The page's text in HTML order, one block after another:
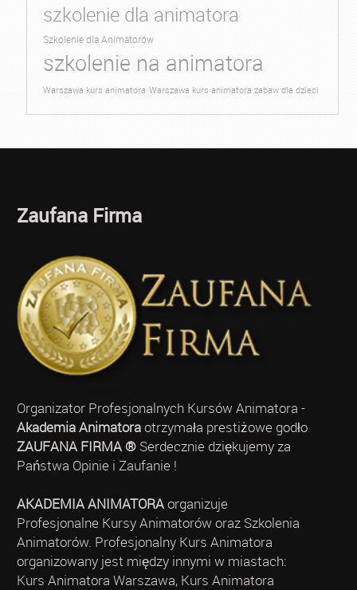
szkolenie dla animatora
Szkolenie dla Animatorów
szkolenie na animatora
Warszawa kurs animatora Warszawa kurs animatora zabaw dla dzieci
Zaufana Firma
Organizator Profesjonalnych Kursów Animatora -
Akademia Animatoraotrzymała prestiżowe godło
ZAUFANA FIRMA ®Serdecznie dziękujemy za
Państwa Opinie i Zaufanie !
AKADEMIA ANIMATORAorganizuje
Profesjonalne Kursy Animatorów oraz Szkolenia
Animatorów. Profesjonalny Kurs Animatora
organizowany jest między innymi w miastach:
Kurs Animatora Warszawa, Kurs Animatora